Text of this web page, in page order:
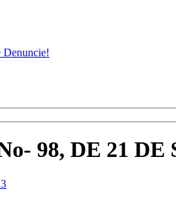
Denuncie!
98, DE 21 DE